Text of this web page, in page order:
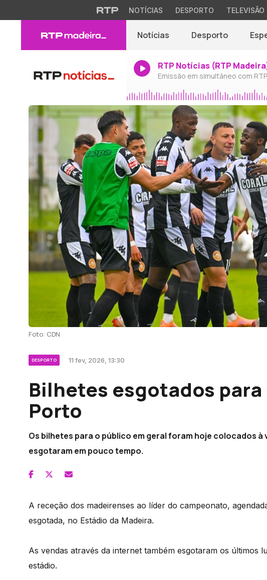
NOTÍCIAS DESPORTO TELEVISÃO
Notícias Desporto
RTP Notícias (RTP
Emissão em simultâneo com
Foto: CDN
DESPORTO 11 fev, 2026, 13:30
Bilhetes esgotados para
Porto
Os bilhetes para o público em geral foram hoje colocados à
esgotaram em pouco tempo.
A receção dos madeirenses ao líder do campeonato,
esgotada, no Estádio da Madeira.
As vendas através da internet também esgotaram os últimos
estádio.